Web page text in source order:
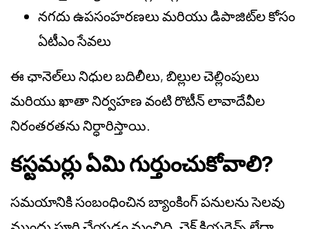
నగదు ఉపసంహరణలు మరియు డిపాజిట్‌ల కోసం
ఏటీఎం సేవలు
ఈ ఛానెల్‌లు నిధుల బదిలీలు, బిల్లుల చెల్లింపులు
మరియు ఖాతా నిర్వహణ వంటి రొటీన్ లావాదేవీల
నిరంతరతను నిర్ధారిస్తాయి.
కస్టమర్లు ఏమి గుర్తుంచుకోవాలి?
సమయానికి సంబంధించిన బ్యాంకింగ్ పనులను సెలవు